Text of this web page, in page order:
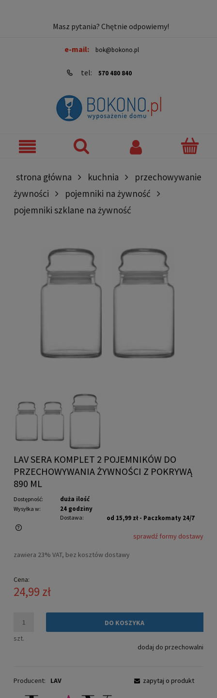
Masz pytania? Chętnie odpowiemy!
e-mail: bok@bokono.pl
tel: 570 480 840
strona główna kuchnia
przechowywanie
żywności
pojemniki na żywność
pojemniki szklane na żywność
LAV SERA KOMPLET 2 POJEMNIKÓW DO
PRZECHOWYWANIA ŻYWNOŚCI Z POKRYWĄ
890 ML
Dostępność: duża ilość
Wysyłka w: 24 godziny
Dostawa: od 15,99 zł - Paczkomaty 24/7
Cena nie zawiera ewentualnych kosztów płatności
sprawdź formy dostawy
zawiera 23% VAT, bez kosztów dostawy
Cena:
24,99 zł
szt.
DO KOSZYKA
dodaj do przechowalni
Producent: LAV zapytaj o produkt